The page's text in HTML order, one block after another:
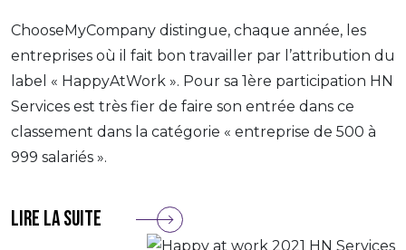
ChooseMyCompany distingue, chaque année, les
entreprises où il fait bon travailler par l’attribution du
label « HappyAtWork ». Pour sa 1ère participation HN
Services est très fier de faire son entrée dans ce
classement dans la catégorie « entreprise de 500 à
999 salariés ».
Lire la suite